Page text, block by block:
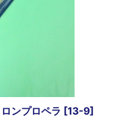
ンプロペラ [13-9]